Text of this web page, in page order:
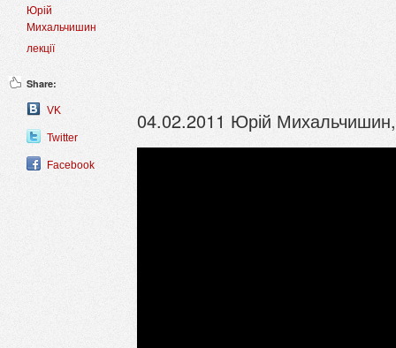
Юрій
Михальчишин
лекції
Share:
VK
Twitter
Facebook
04.02.2011 Юрій